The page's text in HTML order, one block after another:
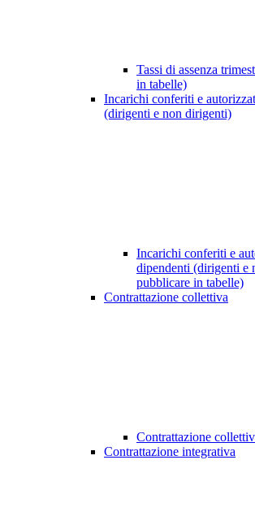
Tassi di assenza
in tabelle)
Incarichi conferiti e
(dirigenti e non dirigenti)
Incarichi conferiti e
dipendenti (dirigenti e
pubblicare in tabelle)
Contrattazione collettiva
Contrattazione
Contrattazione integrativa